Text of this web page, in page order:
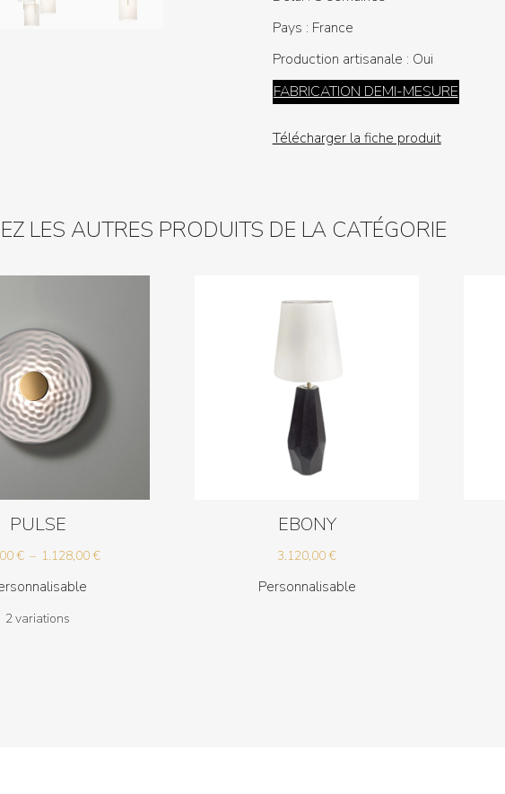
Pays : France
Production artisanale : Oui
FABRICATION DEMI-MESURE
Télécharger la fiche produit
LES AUTRES PRODUITS DE LA CATÉGORIE
PULSE
€ – 1.128,00€Plage
2 variations
EBONY
3.120,00€
Personnalisable